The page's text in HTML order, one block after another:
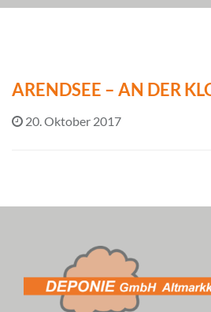
ARENDSEE – AN DER
20. Oktober 2017